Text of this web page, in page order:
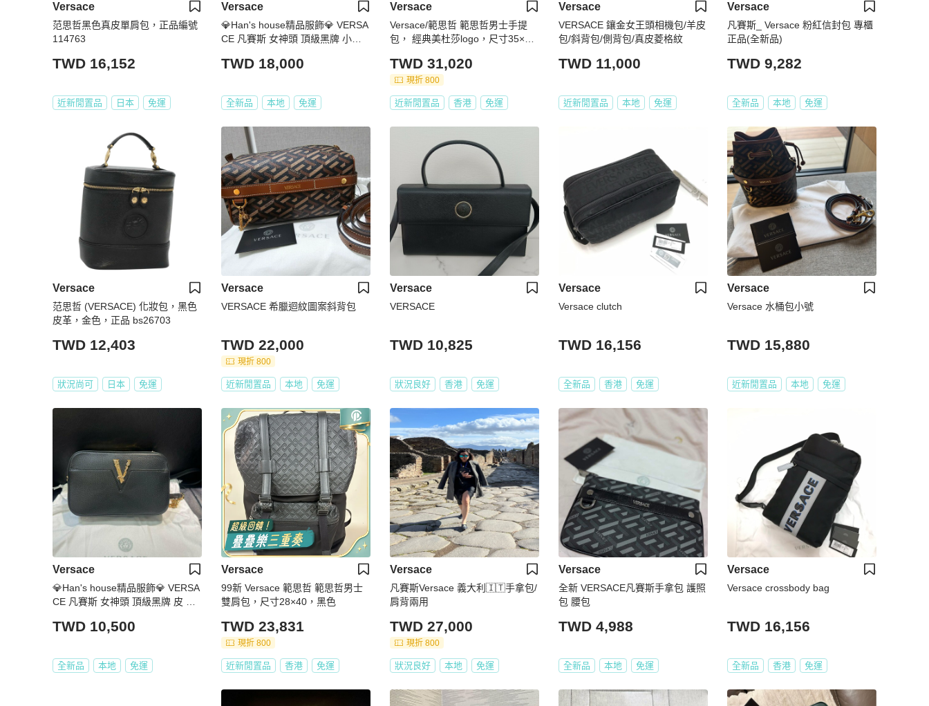
Versace
范思哲黑色真皮單肩包，正品編號
114763
TWD 16,152
近新閒置品 日本 免運
Versace
💎Han's house精品服飾💎 VERSA
CE 凡賽斯 女神頭 頂級黑牌 小牛
TWD 18,000
全新品 本地 免運
Versace
Versace/範思哲 範思哲男士手提
包， 經典美杜莎logo，尺寸35×36.
TWD 31,020
現折 800
近新閒置品 香港 免運
Versace
VERSACE 鑲金女王頭相機包/羊皮
包/斜背包/側背包/真皮菱格紋
TWD 11,000
近新閒置品 本地 免運
Versace
凡賽斯_ Versace 粉紅信封包 專櫃
正品(全新品)
TWD 9,282
全新品 本地 免運
Versace
范思哲 (VERSACE) 化妝包，黑色
皮革，金色，正品 bs26703
TWD 12,403
狀況尚可 日本 免運
Versace
VERSACE 希臘迴紋圖案斜背包
TWD 22,000
現折 800
近新閒置品 本地 免運
Versace
VERSACE
TWD 10,825
狀況良好 香港 免運
Versace
Versace clutch
TWD 16,156
全新品 香港 免運
Versace
Versace 水桶包小號
TWD 15,880
近新閒置品 本地 免運
Versace
💎Han's house精品服飾💎 VERSA
CE 凡賽斯 女神頭 頂級黑牌 皮 斜
TWD 10,500
全新品 本地 免運
Versace
99新 Versace 範思哲 範思哲男士
雙肩包，尺寸28×40，黑色
TWD 23,831
現折 800
近新閒置品 香港 免運
Versace
凡賽斯Versace 義大利🇮🇹手拿包/
肩背兩用
TWD 27,000
現折 800
狀況良好 本地 免運
Versace
全新 VERSACE凡賽斯手拿包 護照
包 腰包
TWD 4,988
全新品 本地 免運
Versace
Versace crossbody bag
TWD 16,156
全新品 香港 免運